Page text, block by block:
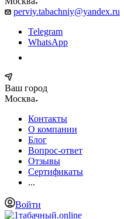
perviy.tabachniy@yandex.ru
Telegram
WhatsApp
Ваш город
Москва
Контакты
О компании
Блог
Вопрос-ответ
Отзывы
Сертификаты
...
Войти